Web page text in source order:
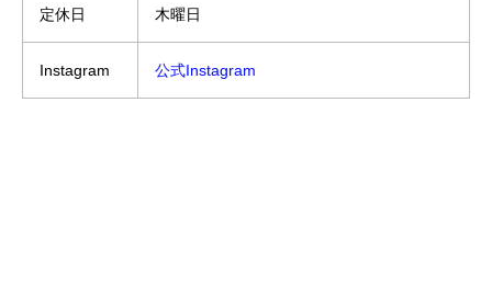
定休日 木曜日
Instagram 公式Instagram